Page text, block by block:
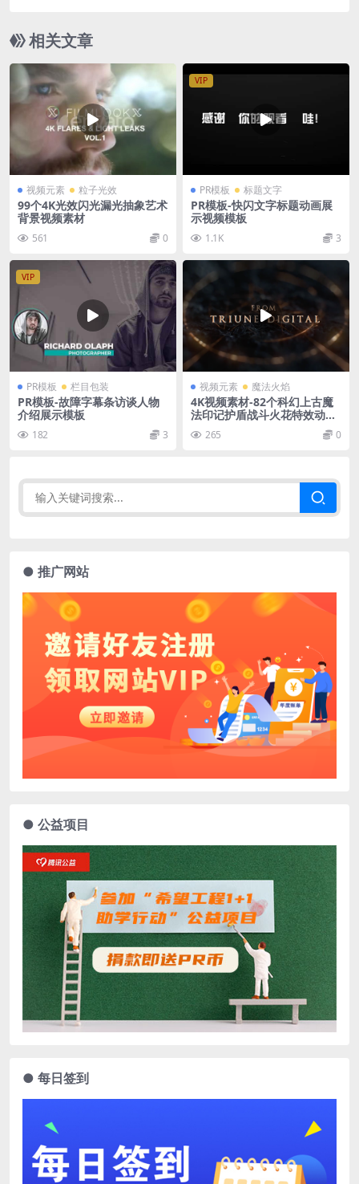
相关文章
视频元素 粒子光效
99个4K光效闪光漏光抽象艺术
背景视频素材
561 0
VIP
PR模板 标题文字
PR模板-快闪文字标题动画展
示视频模板
1.1K 3
VIP
PR模板 栏目包装
PR模板-故障字幕条访谈人物
介绍展示模板
182 3
视频元素 魔法火焰
4K视频素材-82个科幻上古魔
法印记护盾战斗火花特效动画
265 0
● 推广网站
● 公益项目
● 每日签到